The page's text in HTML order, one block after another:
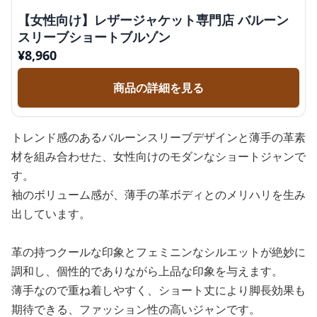
【女性向け】レザージャケット専門店 バルーン
スリーブショートブルゾン
¥8,960
商品の詳細を見る
トレンド感のあるバルーンスリーブデザインと薄手の革素
材を組み合わせた、女性向けのモダンなショートジャンで
す。
袖のボリューム感が、薄手の革ボディとのメリハリを生み
出しています。
革の持つクールな印象とフェミニンなシルエットが絶妙に
調和し、個性的でありながら上品な印象を与えます。
薄手なので重ね着しやすく、ショート丈により脚長効果も
期待できる、ファッション性の高いジャンです。